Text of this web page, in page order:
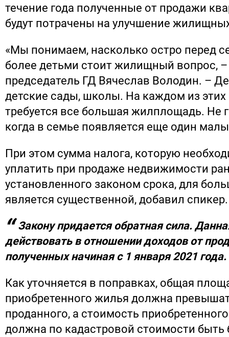
течение года полученные от продажи
будут потрачены на улучшение
«Мы понимаем, насколько остро перед
более детьми стоит жилищный вопрос,
председатель ГД Вячеслав Володин. –
детские сады, школы. На каждом из этих
требуется все большая жилплощадь. Не
когда в семье появляется еще один
При этом сумма налога, которую
уплатить при продаже недвижимости
установленного законом срока, для
является существенной, добавил спикер.
Закону придается обратная сила.
действовать в отношении доходов от
полученных начиная с 1 января 2021 года.
Как уточняется в поправках, общая
приобретенного жилья должна
проданного, а стоимость
должна по кадастровой стоимости быть